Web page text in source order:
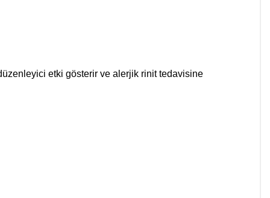
etki gösterir ve alerjik rinit tedavisine